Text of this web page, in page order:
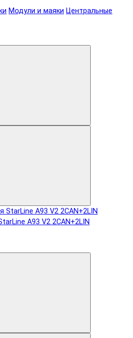
Модули и маяки Центральные
A93 V2 2CAN+2LIN